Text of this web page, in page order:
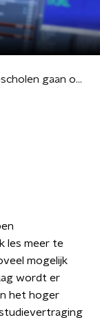
Universiteiten en hogescholen gaan over op lessen via videoverbinding
les meer te
mogelijk
wordt er
het hoger